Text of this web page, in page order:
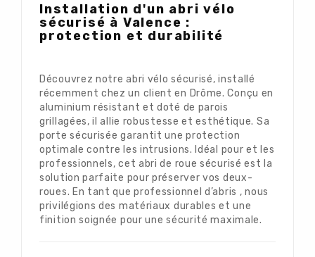
Installation d'un abri vélo
sécurisé à Valence :
protection et durabilité
Découvrez notre abri vélo sécurisé, installé
récemment chez un client en Drôme. Conçu en
aluminium résistant et doté de parois
grillagées, il allie robustesse et esthétique. Sa
porte sécurisée garantit une protection
optimale contre les intrusions. Idéal pour et les
professionnels, cet abri de roue sécurisé est la
solution parfaite pour préserver vos deux-
roues. En tant que professionnel d’abris , nous
privilégions des matériaux durables et une
finition soignée pour une sécurité maximale.